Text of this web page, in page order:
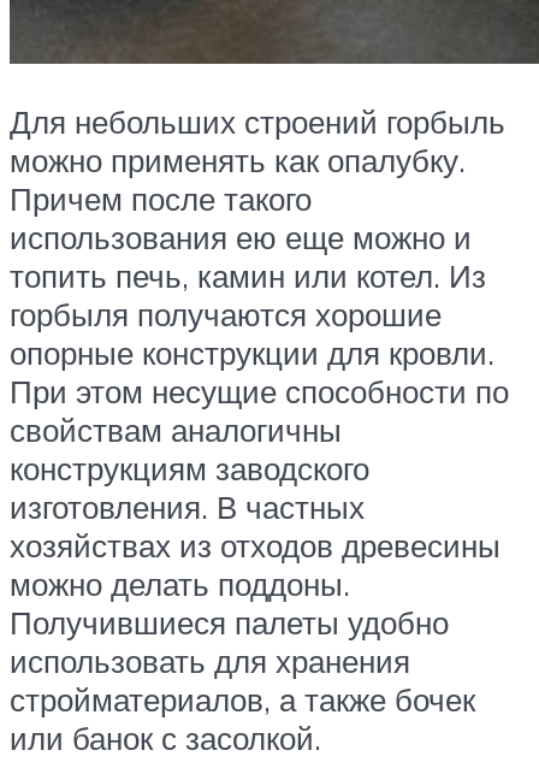
Для небольших строений горбыль
можно применять как опалубку.
Причем после такого
использования ею еще можно и
топить печь, камин или котел. Из
горбыля получаются хорошие
опорные конструкции для кровли.
При этом несущие способности по
свойствам аналогичны
конструкциям заводского
изготовления. В частных
хозяйствах из отходов древесины
можно делать поддоны.
Получившиеся палеты удобно
использовать для хранения
стройматериалов, а также бочек
или банок с засолкой.